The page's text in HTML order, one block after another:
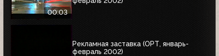
00:03
Рекламная заставка (ОРТ, январь-
февраль 2002)